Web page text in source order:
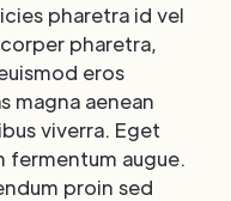
pharetra id vel
pharetra,
eros
magna aenean
viverra. Eget
fermentum augue.
proin sed